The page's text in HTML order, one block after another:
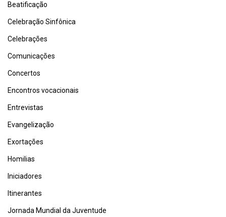
Beatificação
Celebração Sinfônica
Celebrações
Comunicações
Concertos
Encontros vocacionais
Entrevistas
Evangelização
Exortações
Homilias
Iniciadores
Itinerantes
Jornada Mundial da Juventude